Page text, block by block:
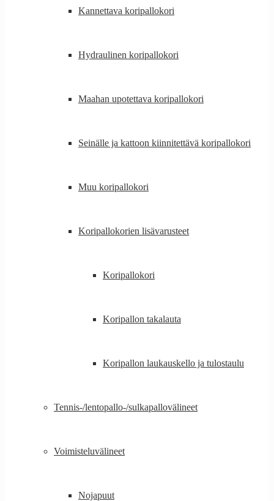
Kannettava koripallokori
Hydraulinen koripallokori
Maahan upotettava koripallokori
Seinälle ja kattoon kiinnitettävä koripallokori
Muu koripallokori
Koripallokorien lisävarusteet
Koripallokori
Koripallon takalauta
Koripallon laukauskello ja tulostaulu
Tennis-/lentopallo-/sulkapallovälineet
Voimisteluvälineet
Nojapuut